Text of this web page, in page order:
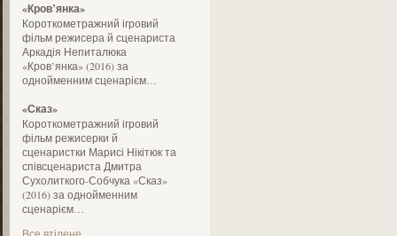
«Кров’янка»
Короткометражний ігровий
фільм режисера й сценариста
Аркадія Непиталюка
«Кров’янка» (2016) за
однойменним сценарієм…
«Сказ»
Короткометражний ігровий
фільм режисерки й
сценаристки Марисі Нікітюк та
співсценариста Дмитра
Сухолиткого-Собчука «Сказ»
(2016) за однойменним
сценарієм…